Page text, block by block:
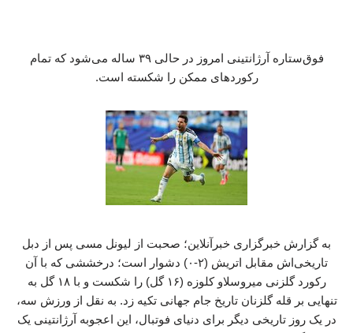
فوق‌ستاره آرژانتینی امروز در حالی ۳۹ ساله می‌شود که تمام
رکوردهای ممکن را شکسته است.
به گزارش خبرگزاری خبرآنلاین؛ صحبت از لیونل مسی پس از دبل
تاریخی‌اش مقابل اتریش (۲-۰) دشوار است؛ درخششی که با آن
رکورد گلزنی میروسلاو کلوزه (۱۶ گل) را شکست و با ۱۸ گل به
تنهایی بر قله گلزنان تاریخ جام جهانی تکیه زد. به نقل از ورزش سه،
در یک روز تاریخی دیگر برای دنیای فوتبال، این اعجوبه آرژانتینی یک